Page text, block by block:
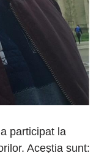
participat la
Aceștia sunt: